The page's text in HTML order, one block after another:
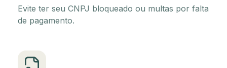
Evite ter seu CNPJ bloqueado ou multas por falta
de pagamento.